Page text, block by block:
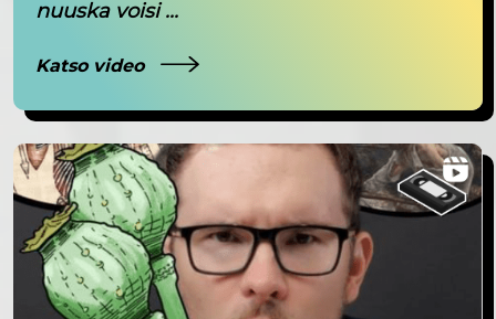
nuuska voisi ...
Katso video